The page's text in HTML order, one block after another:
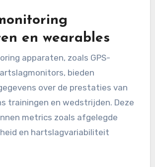
en wearables
apparaten, zoals GPS-
bieden
over de prestaties van
trainingen en wedstrijden. Deze
metrics zoals afgelegde
en hartslagvariabiliteit